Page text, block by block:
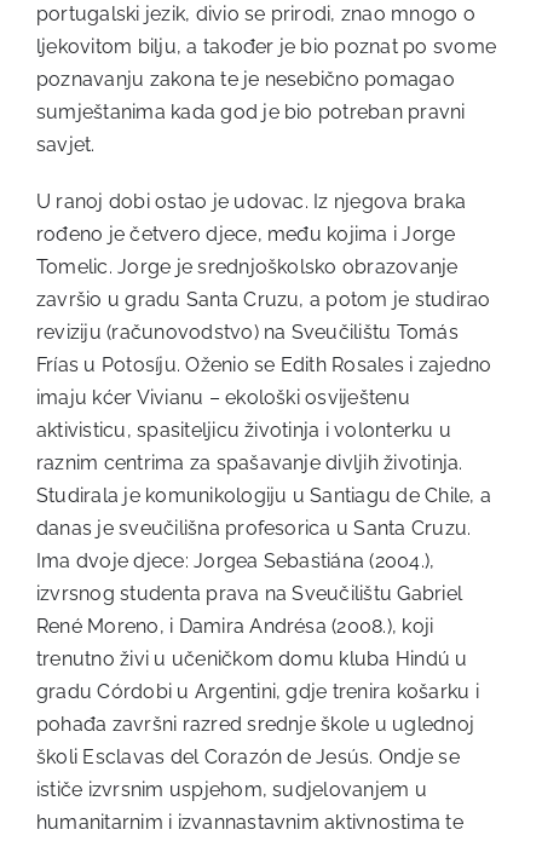
portugalski jezik, divio se prirodi, znao mnogo o
ljekovitom bilju, a također je bio poznat po svome
poznavanju zakona te je nesebično pomagao
sumještanima kada god je bio potreban pravni
savjet.
U ranoj dobi ostao je udovac. Iz njegova braka
rođeno je četvero djece, među kojima i Jorge
Tomelic. Jorge je srednjoškolsko obrazovanje
završio u gradu Santa Cruzu, a potom je studirao
reviziju (računovodstvo) na Sveučilištu Tomás
Frías u Potosíju. Oženio se Edith Rosales i zajedno
imaju kćer Vivianu – ekološki osviještenu
aktivisticu, spasiteljicu životinja i volonterku u
raznim centrima za spašavanje divljih životinja.
Studirala je komunikologiju u Santiagu de Chile, a
danas je sveučilišna profesorica u Santa Cruzu.
Ima dvoje djece: Jorgea Sebastiána (2004.),
izvrsnog studenta prava na Sveučilištu Gabriel
René Moreno, i Damira Andrésa (2008.), koji
trenutno živi u učeničkom domu kluba Hindú u
gradu Córdobi u Argentini, gdje trenira košarku i
pohađa završni razred srednje škole u uglednoj
školi Esclavas del Corazón de Jesús. Ondje se
ističe izvrsnim uspjehom, sudjelovanjem u
humanitarnim i izvannastavnim aktivnostima te